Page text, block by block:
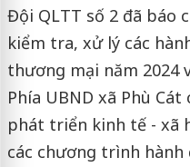
Đội QLTT số 2 đã báo
kiểm tra, xử lý các
thương mại năm 2024
Phía UBND xã Phù
phát triển kinh tế - xã
các chương trình hành